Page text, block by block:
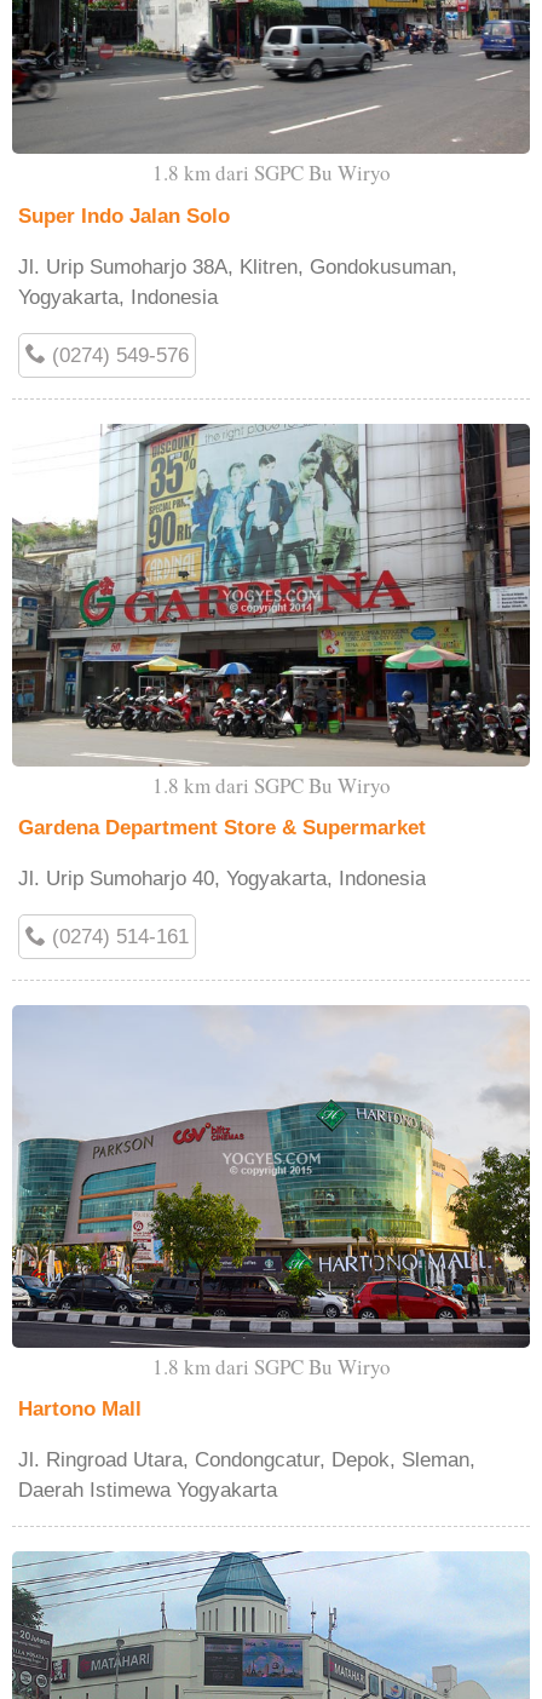
1.8 km dari SGPC Bu Wiryo
Super Indo Jalan Solo
Jl. Urip Sumoharjo 38A, Klitren, Gondokusuman,
Yogyakarta, Indonesia
(0274) 549-576
1.8 km dari SGPC Bu Wiryo
Gardena Department Store & Supermarket
Jl. Urip Sumoharjo 40, Yogyakarta, Indonesia
(0274) 514-161
1.8 km dari SGPC Bu Wiryo
Hartono Mall
Jl. Ringroad Utara, Condongcatur, Depok, Sleman,
Daerah Istimewa Yogyakarta